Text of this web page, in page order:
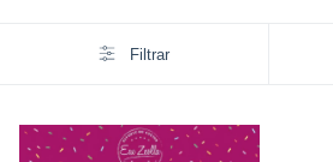
Filtrar